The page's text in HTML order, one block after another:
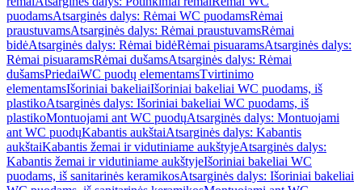
puodamsAtsarginės dalys: Rėmai WC puodamsRėmai
praustuvamsAtsarginės dalys: Rėmai praustuvamsRėmai
bidėAtsarginės dalys: Rėmai bidėRėmai pisuaramsAtsarginės dalys:
Rėmai pisuaramsRėmai dušamsAtsarginės dalys: Rėmai
dušamsPriedaiWC puodų elementamsTvirtinimo
elementamsIšoriniai bakeliaiIšoriniai bakeliai WC puodams, iš
plastikoAtsarginės dalys: Išoriniai bakeliai WC puodams, iš
plastikoMontuojami ant WC puodųAtsarginės dalys: Montuojami
ant WC puodųKabantis aukštaiAtsarginės dalys: Kabantis
aukštaiKabantis žemai ir vidutiniame aukštyjeAtsarginės dalys:
Kabantis žemai ir vidutiniame aukštyjeIšoriniai bakeliai WC
puodams, iš sanitarinės keramikosAtsarginės dalys: Išoriniai bakeliai